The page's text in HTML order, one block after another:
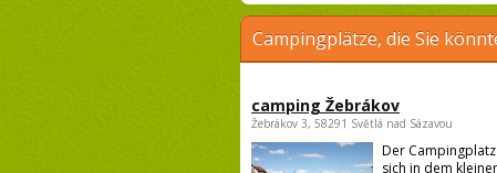
Campingplätze, die Sie
camping Žebrákov
Žebrákov 3, 58291 Světlá nad Sázavou
Der
sich in dem